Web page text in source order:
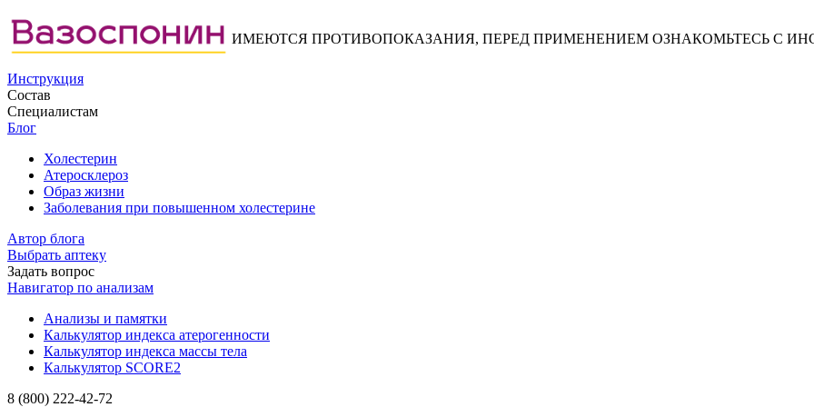
ИМЕЮТСЯ ПРОТИВОПОКАЗАНИЯ, ПЕРЕД ПРИМЕНЕНИЕМ ОЗНАКОМЬТЕСЬ С
Инструкция
Состав
Специалистам
Блог
Холестерин
Атеросклероз
Образ жизни
Заболевания при повышенном холестерине
Автор блога
Выбрать аптеку
Задать вопрос
Навигатор по анализам
Анализы и памятки
Калькулятор индекса атерогенности
Калькулятор индекса массы тела
Калькулятор SCORE2
8 (800) 222-42-72